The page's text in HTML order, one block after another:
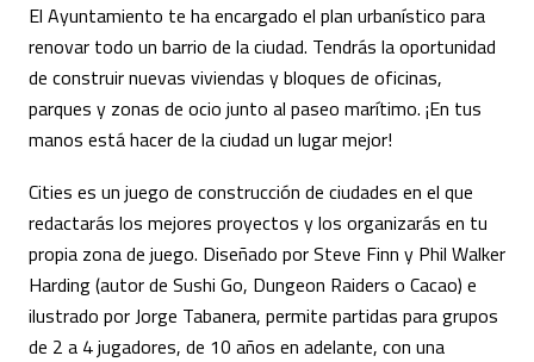
El Ayuntamiento te ha encargado el plan urbanístico para
renovar todo un barrio de la ciudad. Tendrás la oportunidad
de construir nuevas viviendas y bloques de oficinas,
parques y zonas de ocio junto al paseo marítimo. ¡En tus
manos está hacer de la ciudad un lugar mejor!
Cities es un juego de construcción de ciudades en el que
redactarás los mejores proyectos y los organizarás en tu
propia zona de juego. Diseñado por Steve Finn y Phil Walker
Harding (autor de Sushi Go, Dungeon Raiders o Cacao) e
ilustrado por Jorge Tabanera, permite partidas para grupos
de 2 a 4 jugadores, de 10 años en adelante, con una